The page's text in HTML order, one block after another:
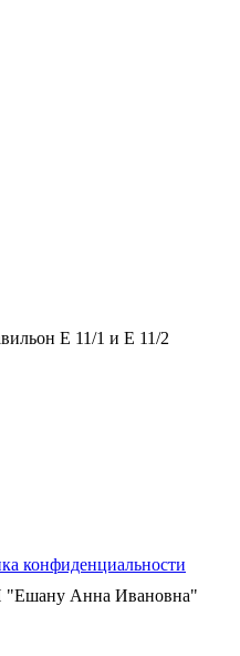
Е 11/1 и Е 11/2
конфиденциальности
"Ешану Анна Ивановна"